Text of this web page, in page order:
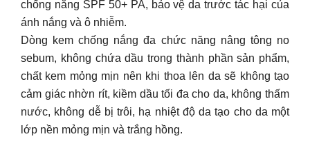
chống nắng SPF 50+ PA, bảo vệ da trước tác hại của
ánh nắng và ô nhiễm.
Dòng kem chống nắng đa chức năng nâng tông no
sebum, không chứa dầu trong thành phần sản phẩm,
chất kem mỏng mịn nên khi thoa lên da sẽ không tạo
cảm giác nhờn rít, kiềm dầu tối đa cho da, không thấm
nước, không dễ bị trôi, hạ nhiệt độ da tạo cho da một
lớp nền mỏng mịn và trắng hồng.